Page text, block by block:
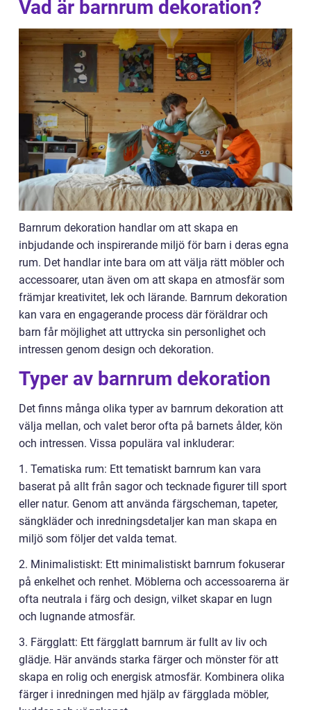
Vad är barnrum dekoration?
Barnrum dekoration handlar om att skapa en
inbjudande och inspirerande miljö för barn i deras egna
rum. Det handlar inte bara om att välja rätt möbler och
accessoarer, utan även om att skapa en atmosfär som
främjar kreativitet, lek och lärande. Barnrum dekoration
kan vara en engagerande process där föräldrar och
barn får möjlighet att uttrycka sin personlighet och
intressen genom design och dekoration.
Typer av barnrum dekoration
Det finns många olika typer av barnrum dekoration att
välja mellan, och valet beror ofta på barnets ålder, kön
och intressen. Vissa populära val inkluderar:
1. Tematiska rum: Ett tematiskt barnrum kan vara
baserat på allt från sagor och tecknade figurer till sport
eller natur. Genom att använda färgscheman, tapeter,
sängkläder och inredningsdetaljer kan man skapa en
miljö som följer det valda temat.
2. Minimalistiskt: Ett minimalistiskt barnrum fokuserar
på enkelhet och renhet. Möblerna och accessoarerna är
ofta neutrala i färg och design, vilket skapar en lugn
och lugnande atmosfär.
3. Färgglatt: Ett färgglatt barnrum är fullt av liv och
glädje. Här används starka färger och mönster för att
skapa en rolig och energisk atmosfär. Kombinera olika
färger i inredningen med hjälp av färgglada möbler,